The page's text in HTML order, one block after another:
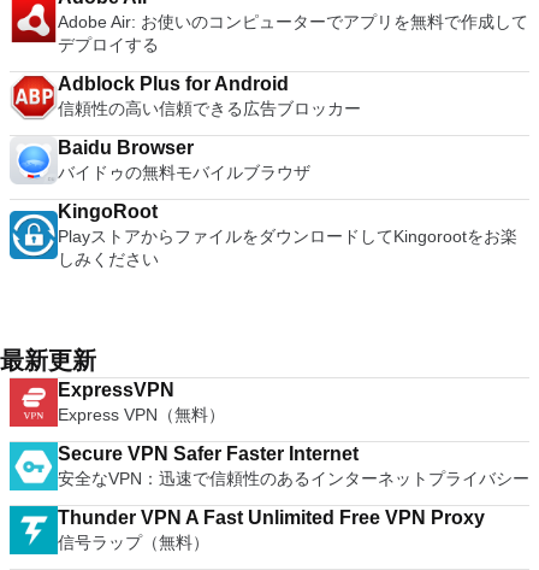
Adobe Air: お使いのコンピューターでアプリを無料で作成して
デプロイする
Adblock Plus for Android
信頼性の高い信頼できる広告ブロッカー
Baidu Browser
バイドゥの無料モバイルブラウザ
KingoRoot
PlayストアからファイルをダウンロードしてKingorootをお楽
しみください
最新更新
ExpressVPN
Express VPN（無料）
Secure VPN Safer Faster Internet
安全なVPN：迅速で信頼性のあるインターネットプライバシー
Thunder VPN A Fast Unlimited Free VPN Proxy
信号ラップ（無料）